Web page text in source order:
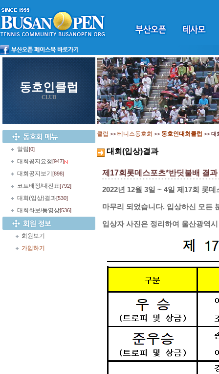
동호인클럽
CLUB
알림[0]
대회공지요청[947]
대회공지보기 [898]
코트배정/대진표[792]
대회(입상)결과[530]
대회화보/동영상[536]
회원보기
가입하기
클럽 >> 테니스동호회 >> 동호인대회클럽 >> 대
대회(입상)결과
제17회롯데스포츠*반딧불배 결과
2022년 12월 3일 ~ 4일 제17회 롯
마무리 되었습니다. 입상하신 모든
입상자 사진은 정리하여 울산광역